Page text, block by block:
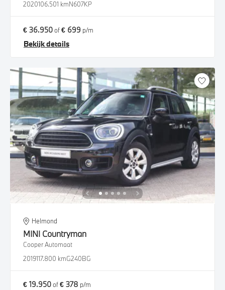
2020106.501 kmN607KP
€ 36.950of€ 699 p/m
Bekijk details
Helmond
MINI Countryman
Cooper Automaat
2019117.800 kmG240BG
€ 19.950of€ 378 p/m